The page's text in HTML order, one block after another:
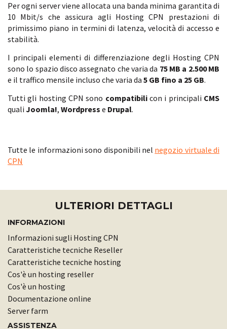
Per ogni server viene allocata una banda minima garantita di
10 Mbit/s che assicura agli Hosting CPN prestazioni di
primissimo piano in termini di latenza, velocità di accesso e
stabilità.
I principali elementi di differenziazione degli Hosting CPN
sono lo spazio disco assegnato che varia da 75 MB a 2.500 MB
e il traffico mensile incluso che varia da 5 GB fino a 25 GB.
Tutti gli hosting CPN sono compatibilicon i principali CMS
quali Joomla!, Wordpress e Drupal.
Tutte le informazioni sono disponibili nel negozio virtuale di
CPN
ULTERIORI DETTAGLI
INFORMAZIONI
Informazioni sugli Hosting CPN
Caratteristiche tecniche Reseller
Caratteristiche tecniche hosting
Cos'è un hosting reseller
Cos'è un hosting
Documentazione online
Server farm
ASSISTENZA